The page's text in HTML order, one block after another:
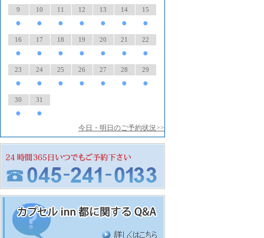
9
●
10
●
11
●
12
●
13
●
14
●
15
●
16
●
17
●
18
●
19
●
20
●
21
●
22
●
23
●
24
●
25
●
26
●
27
●
28
●
29
●
30
●
31
●
今日・明日のご予約状況>>